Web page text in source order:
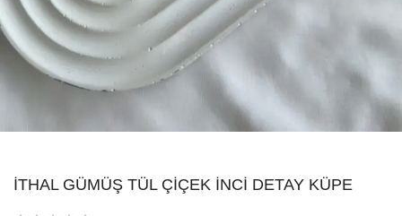
İTHAL GÜMÜŞ TÜL ÇIÇEK İNCI DETAY KÜPE